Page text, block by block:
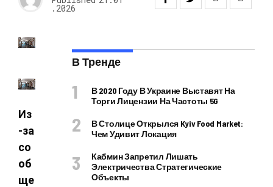
.2026
Из
-за
со
об
ще
В Тренде
В 2020 Году В Украине Выставят На
Торги Лицензии На Частоты 5G
В Столице Открылся Kyiv Food Market:
Чем Удивит Локация
Кабмин Запретил Лишать
Электричества Стратегические
Объекты